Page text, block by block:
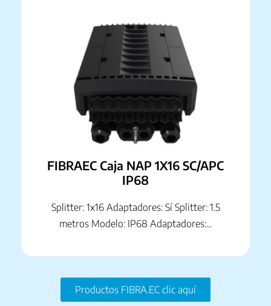
FIBRAEC Caja NAP 1X16 SC/APC
IP68
Splitter: 1x16 Adaptadores: Sí Splitter: 1.5
metros Modelo: IP68 Adaptadores:...
Productos FIBRA.EC clic aquí